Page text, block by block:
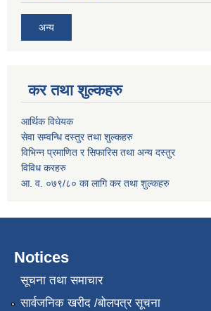
अन्य
कर तथा शुल्कहरु
आर्थिक विधेयक
सेवा सम्वन्धि दस्तुर तथा शुल्कहरु
विभिन्न प्रमाणित र सिफारिस तथा अन्य दस्तुर
विविध करहरु
आ. व. ०७९/८० का लागि कर तथा शुल्कहरु
Notices
सूचना तथा समाचार
सार्वजनिक खरीद /बोलपत्र सूचना